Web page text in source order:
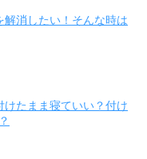
消したい！そんな時は
けたまま寝ていい？付け